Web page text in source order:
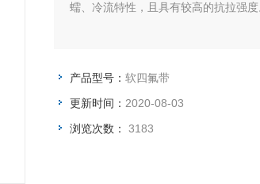
蠕、冷流特性，且具有较高的抗拉强
产品型号： 软四氟带
更新时间： 2020-08-03
浏览次数： 3183